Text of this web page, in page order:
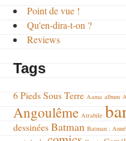
Point de vue !
Qu'en-dira-t-on ?
Reviews
Tags
6 Pieds Sous Terre Aama album
Angoulême Atrabile
dessinéesBatman Batman :